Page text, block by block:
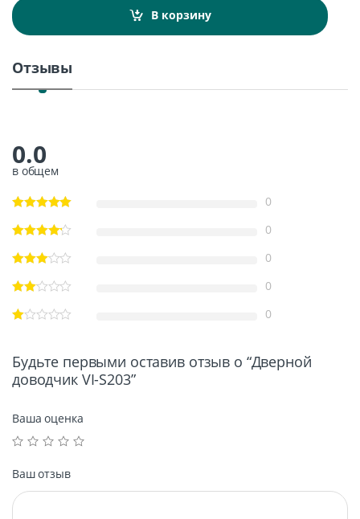
t
i
В корзину
Отзывы
0.0
в общем
0
0
0
0
0
Будьте первыми оставив отзыв о “Дверной
доводчик VI-S203”
Ваша оценка
Ваш отзыв